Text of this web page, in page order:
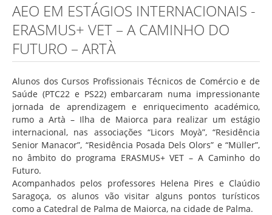
Alunos
Oferta Formativa 2026/2027
Matrículas
Critérios Específicos de Avaliação
Ensino Profissionalizante
Horários
Educação Especial
Ensino de Adultos
Atividades do 1º Ciclo
Clubes & Projetos
AEO EM ESTÁGIOS INTERNACIONAIS -
ERASMUS+ VET – A CAMINHO DO
FUTURO – ARTÀ
Alunos dos Cursos Profissionais Técnicos de Comércio e de
Saúde (PTC22 e PS22) embarcaram numa impressionante
jornada de aprendizagem e enriquecimento académico,
rumo a Artà – Ilha de Maiorca para realizar um estágio
internacional, nas associações “Licors Moyà”, “Residência
Senior Manacor”, “Residência Posada Dels Olors” e “Müller”,
no âmbito do programa ERASMUS+ VET – A Caminho do
Futuro.
Acompanhados pelos professores Helena Pires e Claúdio
Saragoça, os alunos vão visitar alguns pontos turísticos
como a Catedral de Palma de Maiorca, na cidade de Palma.